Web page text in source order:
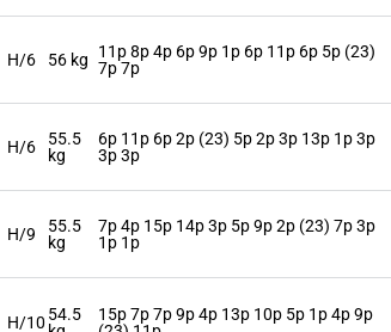
H/6 56 kg
11p 8p 4p 6p 9p 1p 6p 11p 6p 5p (23)
7p 7p
H/6
55.5
kg
6p 11p 6p 2p (23) 5p 2p 3p 13p 1p 3p
3p 3p
H/9
55.5
kg
7p 4p 15p 14p 3p 5p 9p 2p (23) 7p 3p
1p 1p
H/10 54.5
15p 7p 7p 9p 4p 13p 10p 5p 1p 4p 9p